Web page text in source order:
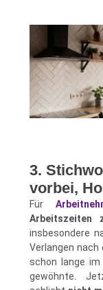
3.
vorbei,
Für
Arbeitszeiten
insbesondere
Verlangen
schon lange im
gewöhnte.